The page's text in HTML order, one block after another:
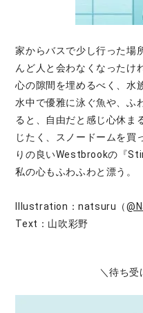
家からバスで少し行った場
んど人と会わなくなったけ
心の隙間を埋めるべく、水
水中で優雅に泳ぐ魚や、ふ
ると、自由だと感じ心休ま
じたく、スノードームを買
りの良いWestbrookの『
私の心もふわふわと漂う。
Illustration：natsuru（
Text：山吹彩野
＼待ち受